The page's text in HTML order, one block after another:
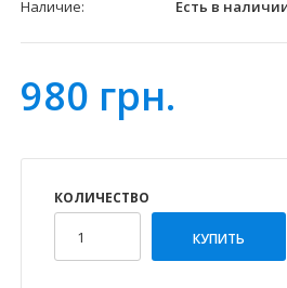
Наличие:
Есть в
980 грн.
КОЛИЧЕСТВО